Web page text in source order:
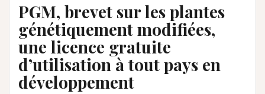
PGM, brevet sur les plantes
génétiquement modifiées,
une licence gratuite
d’utilisation à tout pays en
développement